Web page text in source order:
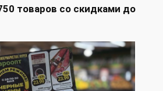
товаров со скидками до